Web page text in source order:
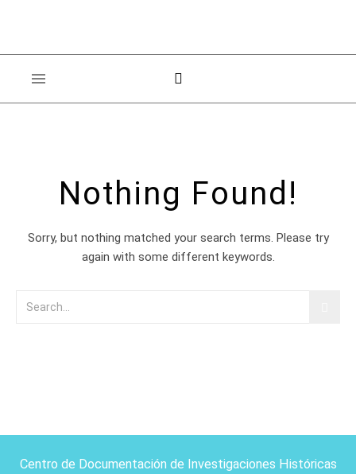
Nothing Found!
Sorry, but nothing matched your search terms. Please try
again with some different keywords.
Centro de Documentación de Investigaciones Históricas